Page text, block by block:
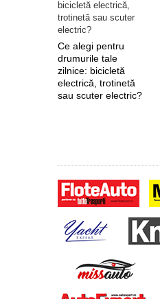
Ce alegi pentru
drumurile tale
zilnice: bicicletă
electrică, trotinetă
sau scuter electric?